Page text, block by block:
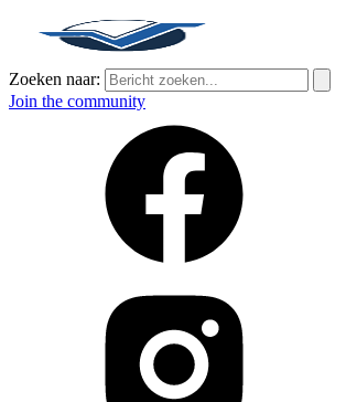
Zoeken naar:
Join the community